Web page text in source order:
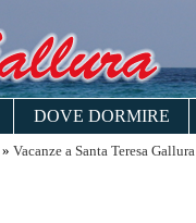
DOVE DORMIRE
» Vacanze a Santa Teresa Gallura